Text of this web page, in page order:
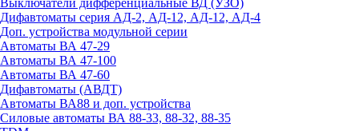
Выключатели дифференциальные ВД (УЗО)
Дифавтоматы серия АД-2, АД-12, АД-12, АД-4
Доп. устройства модульной серии
Автоматы ВА 47-29
Автоматы ВА 47-100
Автоматы ВА 47-60
Дифавтоматы (АВДТ)
Автоматы ВА88 и доп. устройства
Силовые автоматы ВА 88-33, 88-32, 88-35